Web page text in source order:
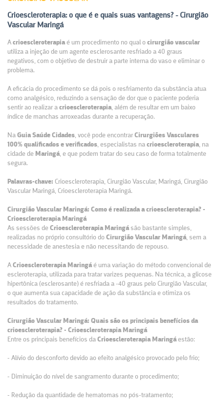
Crioescleroterapia: o que é e quais suas vantagens? - Cirurgião
Vascular Maringá
A crioescleroterapiaé um procedimento no qual o cirurgião vascular
utiliza a injeção de um agente esclerosante resfriado a 40 graus
negativos, com o objetivo de destruir a parte interna do vaso e eliminar o
problema.
A eficácia do procedimento se dá pois o resfriamento da substância atua
como analgésico, reduzindo a sensação de dor que o paciente poderia
sentir ao realizar a crioescleroterapia, além de resultar em um baixo
índice de manchas arroxeadas durante a recuperação.
Na Guia Saúde Cidades, você pode encontrar Cirurgiões Vasculares
100% qualificados e verificados, especialistas na crioescleroterapia, na
cidade de Maringá, e que podem tratar do seu caso de forma totalmente
segura.
Palavras-chave: Crioescleroterapia, Cirurgião Vascular, Maringá, Cirurgião
Vascular Maringá, Crioescleroterapia Maringá.
Cirurgião Vascular Maringá: Como é realizada a crioescleroterapia? -
Crioescleroterapia Maringá
As sessões de Crioescleroterapia Maringásão bastante simples,
realizadas no próprio consultório do Cirurgião Vascular Maringá, sem a
necessidade de anestesia e não necessitando de repouso.
A Crioescleroterapia Maringáé uma variação do método convencional de
escleroterapia, utilizada para tratar varizes pequenas. Na técnica, a glicose
hipertônica (esclerosante) é resfriada a -40 graus pelo Cirurgião Vascular,
o que aumenta sua capacidade de ação da substância e otimiza os
resultados do tratamento.
Cirurgião Vascular Maringá: Quais são os principais benefícios da
crioescleroterapia? - Crioescleroterapia Maringá
Entre os principais benefícios da Crioescleroterapia Maringáestão:
- Alívio do desconforto devido ao efeito analgésico provocado pelo frio;
- Diminuição do nível de sangramento durante o procedimento;
- Redução da quantidade de hematomas no pós-tratamento;